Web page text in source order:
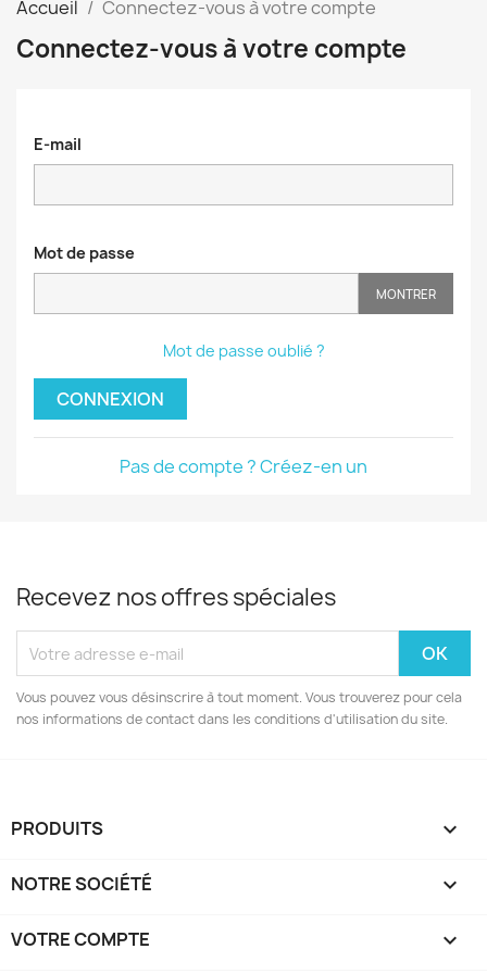
Accueil Connectez-vous à votre compte
Connectez-vous à votre compte
E-mail
Mot de passe
MONTRER
Mot de passe oublié ?
CONNEXION
Pas de compte ? Créez-en un
Recevez nos offres spéciales
Vous pouvez vous désinscrire à tout moment. Vous trouverez pour cela
nos informations de contact dans les conditions d'utilisation du site.
PRODUITS 
NOTRE SOCIÉTÉ 
VOTRE COMPTE 